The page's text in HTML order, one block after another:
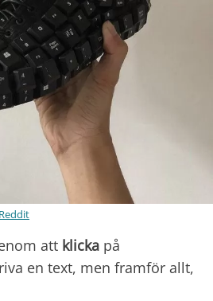
att klicka på
en text, men framför allt,